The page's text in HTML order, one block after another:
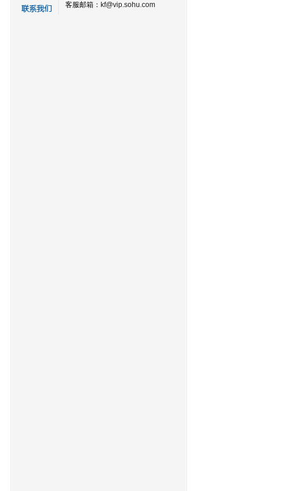
客服邮箱： kf@vip.sohu.com